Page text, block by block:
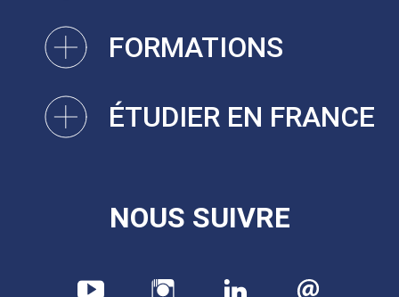
FORMATIONS
ÉTUDIER EN FRANCE
NOUS SUIVRE